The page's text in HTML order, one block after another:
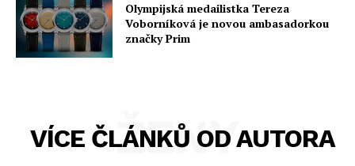
Olympijská medailistka Tereza
Voborníková je novou ambasadorkou
značky Prim
VÍCE ČLÁNKŮ OD AUTORA
ŽENY